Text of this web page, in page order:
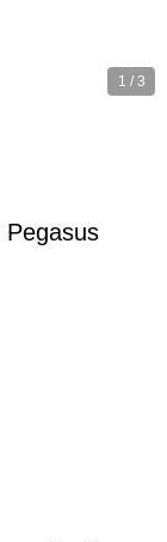
1 / 3